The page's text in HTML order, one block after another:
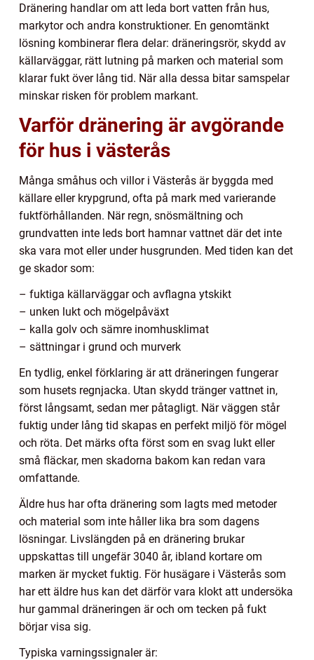
Dränering handlar om att leda bort vatten från hus,
markytor och andra konstruktioner. En genomtänkt
lösning kombinerar flera delar: dräneringsrör, skydd av
källarväggar, rätt lutning på marken och material som
klarar fukt över lång tid. När alla dessa bitar samspelar
minskar risken för problem markant.
Varför dränering är avgörande
för hus i västerås
Många småhus och villor i Västerås är byggda med
källare eller krypgrund, ofta på mark med varierande
fuktförhållanden. När regn, snösmältning och
grundvatten inte leds bort hamnar vattnet där det inte
ska vara mot eller under husgrunden. Med tiden kan det
ge skador som:
– fuktiga källarväggar och avflagna ytskikt
– unken lukt och mögelpåväxt
– kalla golv och sämre inomhusklimat
– sättningar i grund och murverk
En tydlig, enkel förklaring är att dräneringen fungerar
som husets regnjacka. Utan skydd tränger vattnet in,
först långsamt, sedan mer påtagligt. När väggen står
fuktig under lång tid skapas en perfekt miljö för mögel
och röta. Det märks ofta först som en svag lukt eller
små fläckar, men skadorna bakom kan redan vara
omfattande.
Äldre hus har ofta dränering som lagts med metoder
och material som inte håller lika bra som dagens
lösningar. Livslängden på en dränering brukar
uppskattas till ungefär 3040 år, ibland kortare om
marken är mycket fuktig. För husägare i Västerås som
har ett äldre hus kan det därför vara klokt att undersöka
hur gammal dräneringen är och om tecken på fukt
börjar visa sig.
Typiska varningssignaler är: